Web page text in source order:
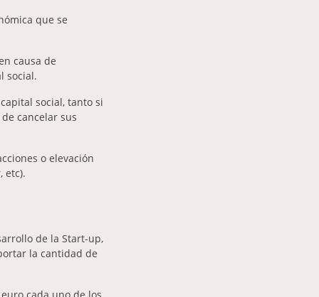
que se
causa de
social.
social, tanto si
cancelar sus
o elevación
etc).
de la Start-up,
la cantidad de